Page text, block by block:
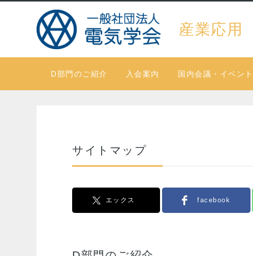
産業応用
D部門のご紹介 入会案内 国内会議・イベント
サイトマップ
エックス facebook